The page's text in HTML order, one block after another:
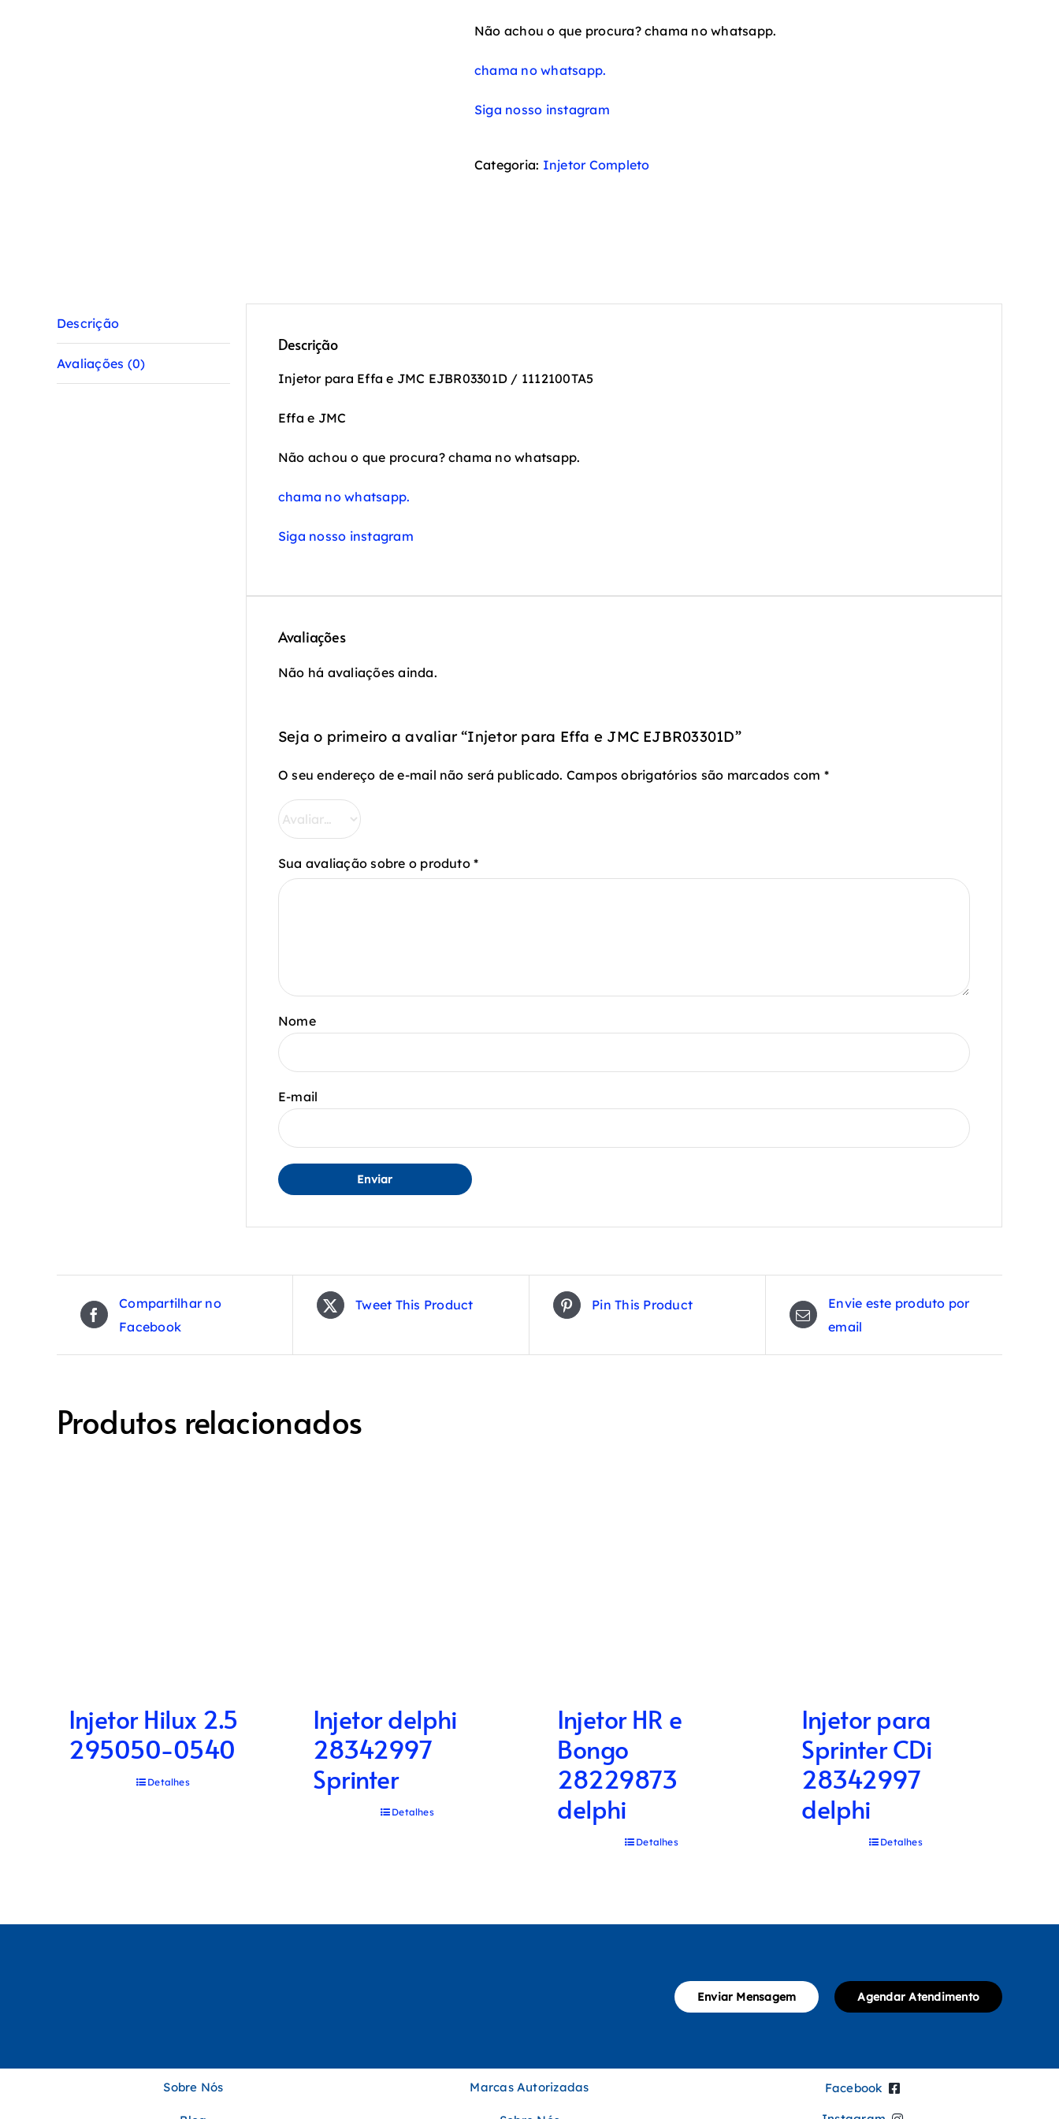
Não achou o que procura? chama no whatsapp.
chama no whatsapp.
Siga nosso instagram
Categoria: Injetor Completo
Descrição
Avaliações (0)
Descrição
Injetor para Effa e JMC EJBR03301D / 1112100TA5
Effa e JMC
Não achou o que procura? chama no whatsapp.
chama no whatsapp.
Siga nosso instagram
Avaliações
Não há avaliações ainda.
Seja o primeiro a avaliar “Injetor para Effa e JMC EJBR03301D”
O seu endereço de e-mail não será publicado. Campos obrigatórios são marcados com *
Sua avaliação sobre o produto*
Nome
E-mail
Compartilhar no
Facebook
Tweet This Product Pin This Product
Envie este produto por
email
Produtos relacionados
Injetor Hilux 2.5
295050-0540
Detalhes
Injetor delphi
28342997
Sprinter
Detalhes
Injetor HR e
Bongo
28229873
delphi
Detalhes
Injetor para
Sprinter CDi
28342997
delphi
Detalhes
Enviar Mensagem Agendar Atendimento
Sobre Nós Marcas Autorizadas Facebook